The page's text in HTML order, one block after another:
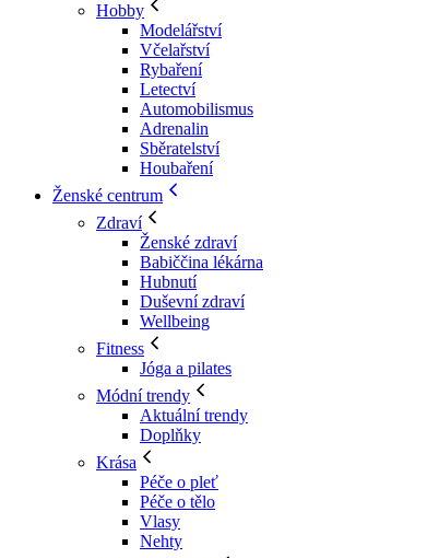
Hobby
Modelářství
Včelařství
Rybaření
Letectví
Automobilismus
Adrenalin
Sběratelství
Houbaření
Ženské centrum
Zdraví
Ženské zdraví
Babiččina lékárna
Hubnutí
Duševní zdraví
Wellbeing
Fitness
Jóga a pilates
Módní trendy
Aktuální trendy
Doplňky
Krása
Péče o pleť
Péče o tělo
Vlasy
Nehty